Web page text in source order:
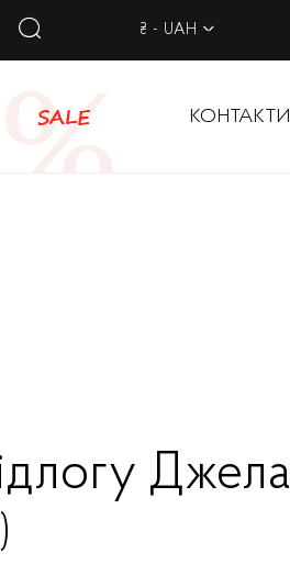
₴ - UAH
SALE КОНТАКТИ
Джела